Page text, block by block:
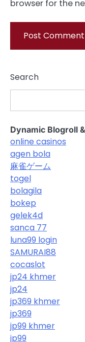
browser for the
Search
Dynamic Blogroll
online casinos
agen bola
麻雀ゲーム
togel
bolagila
bokep
gelek4d
sanca 77
luna99 login
SAMURAI88
cocaslot
jp24 khmer
jp24
jp369 khmer
jp369
jp99 khmer
jp99